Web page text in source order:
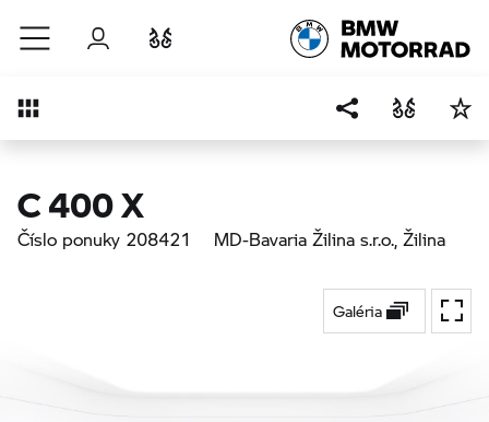
Prejsť na hlavný obsah
Prihlásenie
Prehľad
C 400 X
Číslo ponuky 208421 MD-Bavaria Žilina s.r.o., Žilina
Galéria
Na